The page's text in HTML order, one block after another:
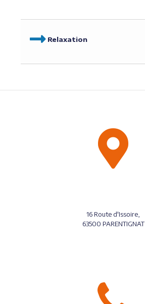
Relaxation
16 Route d'Issoire,
63500 PARENTIGNAT